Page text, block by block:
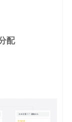
配